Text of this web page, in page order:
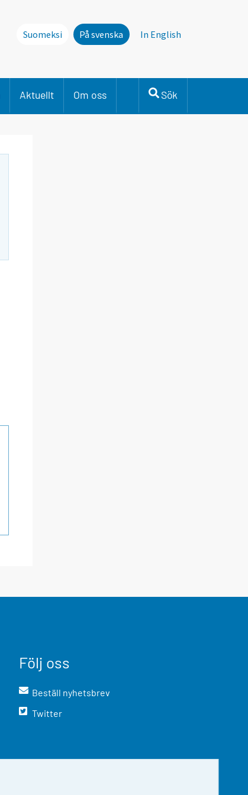
Suomeksi På svenska In English
Aktuellt Om oss Sök
Följ oss
Beställ nyhetsbrev
Twitter